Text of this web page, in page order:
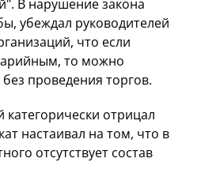
В нарушение закона
убеждал руководителей
что если
то можно
проведения торгов.
отрицал
настаивал на том, что в
отсутствует состав